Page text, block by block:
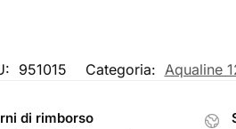
951015 Categoria: Aqualine
di rimborso